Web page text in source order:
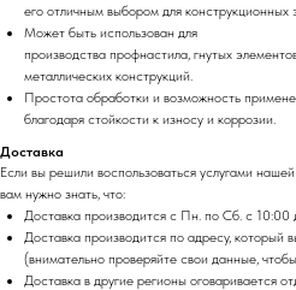
его отличным выбором для конструкционных
Может быть использован для
производства профнастила, гнутых
металлических конструкций.
Простота обработки и возможность
благодаря стойкости к износу и коррозии.
Доставка
Если вы решили воспользоваться услугами
вам нужно знать, что:
Доставка производится с Пн. по Сб. с 10:00
Доставка производится по адресу, который
(внимательно проверяйте свои данные,
Доставка в другие регионы оговаривается